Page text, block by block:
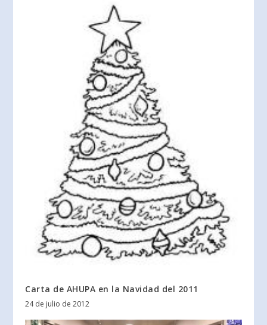
Carta de AHUPA en la Navidad del 2011
24 de julio de 2012